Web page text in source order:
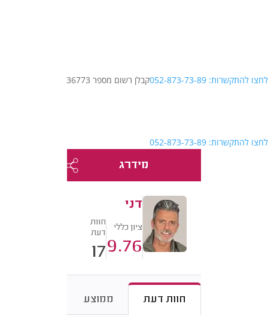
לחצו להתקשרות: 052-873-73-89 קבלן רשום מספר 36773
לחצו להתקשרות: 052-873-73-89